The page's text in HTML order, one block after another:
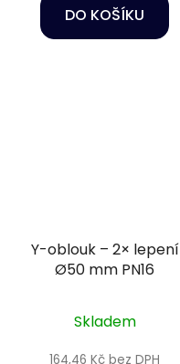
DO KOŠÍKU
Y-oblouk – 2× lepení
Ø50 mm PN16
Skladem
164,46 Kč bez DPH